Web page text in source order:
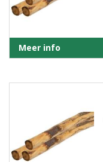
Meer info